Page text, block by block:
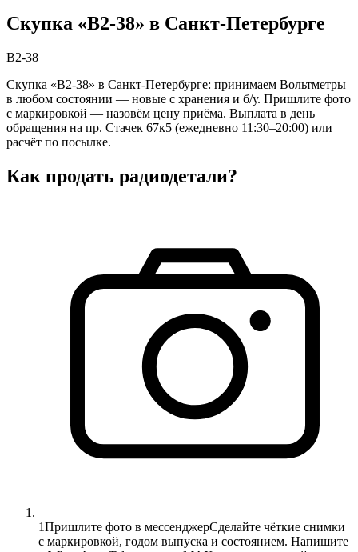
Скупка «В2-38» в Санкт-Петербурге
В2-38
Скупка «В2-38» в Санкт-Петербурге: принимаем Вольтметры
в любом состоянии — новые с хранения и б/у. Пришлите фото
с маркировкой — назовём цену приёма. Выплата в день
обращения на пр. Стачек 67к5 (ежедневно 11:30–20:00) или
расчёт по посылке.
Как продать радиодетали?
1Пришлите фото в мессенджерСделайте чёткие снимки
с маркировкой, годом выпуска и состоянием. Напишите